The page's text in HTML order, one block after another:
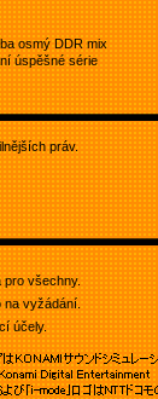
osmý DDR mix
úspěšné série
práv.
pro všechny.
na vyžádání.
účely.